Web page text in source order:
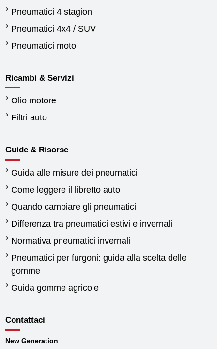
Pneumatici 4 stagioni
Pneumatici 4x4 / SUV
Pneumatici moto
Ricambi & Servizi
Olio motore
Filtri auto
Guide & Risorse
Guida alle misure dei pneumatici
Come leggere il libretto auto
Quando cambiare gli pneumatici
Differenza tra pneumatici estivi e invernali
Normativa pneumatici invernali
Pneumatici per furgoni: guida alla scelta delle
gomme
Guida gomme agricole
Contattaci
New Generation